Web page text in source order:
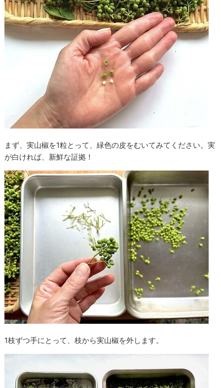
まず、実山椒を1粒とって、緑色の皮をむいてみてください。実
が白ければ、新鮮な証拠！
1枝ずつ手にとって、枝から実山椒を外します。